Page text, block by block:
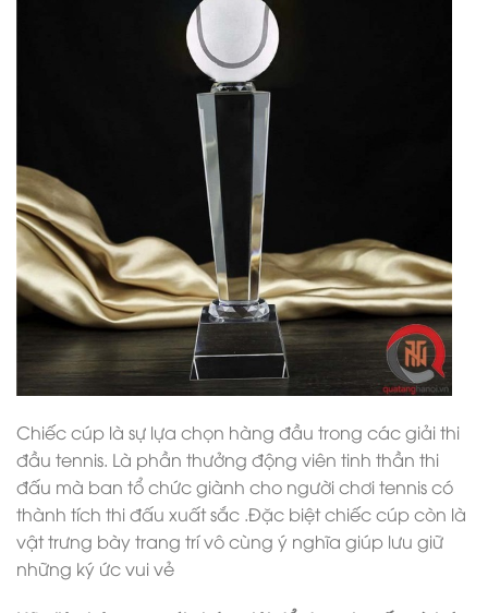
Chiếc cúp là sự lựa chọn hàng đầu trong các giải thi
đầu tennis. Là phần thưởng động viên tinh thần thi
đấu mà ban tổ chức giành cho người chơi tennis có
thành tích thi đấu xuất sắc .Đặc biệt chiếc cúp còn là
vật trưng bày trang trí vô cùng ý nghĩa giúp lưu giữ
những ký ức vui vẻ